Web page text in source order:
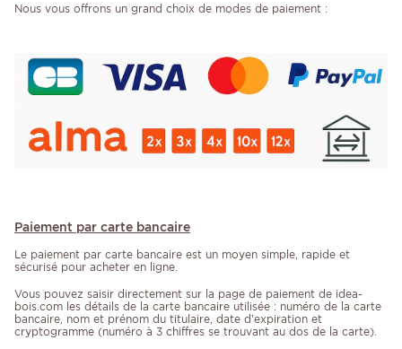
Nous vous offrons un grand choix de modes de paiement :
Paiement par carte bancaire
Le paiement par carte bancaire est un moyen simple, rapide et
sécurisé pour acheter en ligne.
Vous pouvez saisir directement sur la page de paiement de idea-
bois.com les détails de la carte bancaire utilisée : numéro de la carte
bancaire, nom et prénom du titulaire, date d’expiration et
cryptogramme (numéro à 3 chiffres se trouvant au dos de la carte).